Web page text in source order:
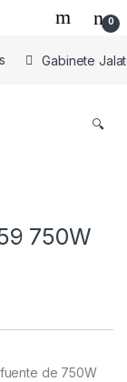
0
Gabinete
🔍
750W
de 750W